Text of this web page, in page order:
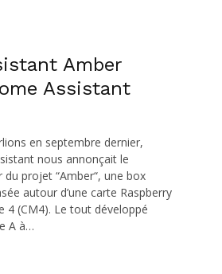
Amber
Assistant
en septembre dernier,
nous annonçait le
projet “Amber“, une box
autour d’une carte Raspberry
4 (CM4). Le tout développé
A à…